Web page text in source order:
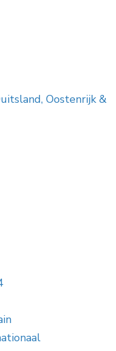
Oostenrijk &